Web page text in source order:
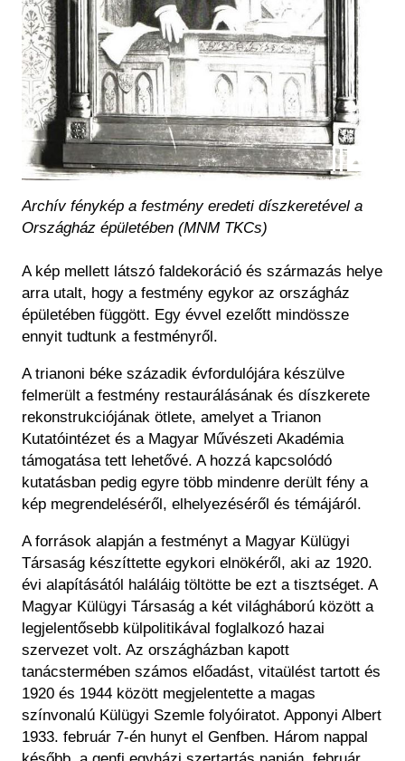
Archív fénykép a festmény eredeti díszkeretével a
Országház épületében (MNM TKCs)
A kép mellett látszó faldekoráció és származás helye
arra utalt, hogy a festmény egykor az országház
épületében függött. Egy évvel ezelőtt mindössze
ennyit tudtunk a festményről.
A trianoni béke századik évfordulójára készülve
felmerült a festmény restaurálásának és díszkerete
rekonstrukciójának ötlete, amelyet a Trianon
Kutatóintézet és a Magyar Művészeti Akadémia
támogatása tett lehetővé. A hozzá kapcsolódó
kutatásban pedig egyre több mindenre derült fény a
kép megrendeléséről, elhelyezéséről és témájáról.
A források alapján a festményt a Magyar Külügyi
Társaság készíttette egykori elnökéről, aki az 1920.
évi alapításától haláláig töltötte be ezt a tisztséget. A
Magyar Külügyi Társaság a két világháború között a
legjelentősebb külpolitikával foglalkozó hazai
szervezet volt. Az országházban kapott
tanácstermében számos előadást, vitaülést tartott és
1920 és 1944 között megjelentette a magas
színvonalú Külügyi Szemle folyóiratot. Apponyi Albert
1933. február 7-én hunyt el Genfben. Három nappal